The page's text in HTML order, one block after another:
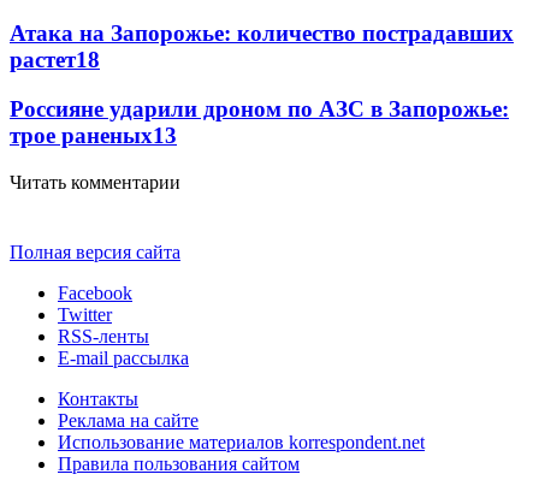
Атака на Запорожье: количество пострадавших
растет18
Россияне ударили дроном по АЗС в Запорожье:
трое раненых13
Читать комментарии
Полная версия сайта
Facebook
Twitter
RSS-ленты
E-mail рассылка
Контакты
Реклама на сайте
Использование материалов korrespondent.net
Правила пользования сайтом